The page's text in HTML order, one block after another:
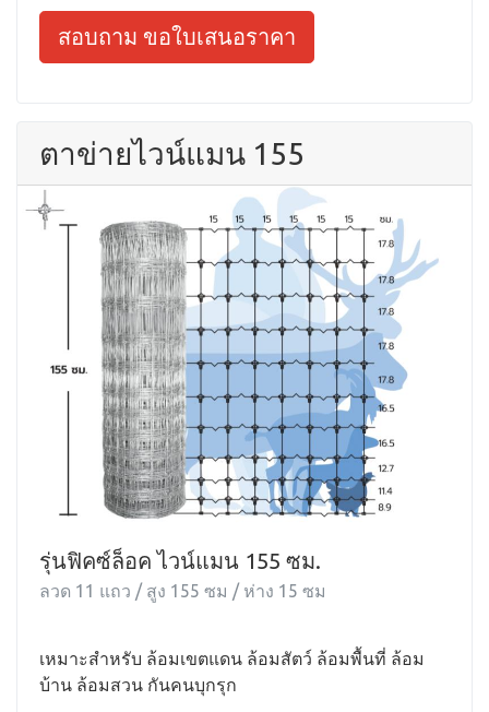
สอบถาม ขอใบเสนอราคา
ตาข่ายไวน์แมน 155
รุ่นฟิคซ์ล็อค ไวน์แมน 155 ซม.
ลวด 11 แถว / สูง 155 ซม / ห่าง 15 ซม
เหมาะสำหรับ ล้อมเขตแดน ล้อมสัตว์ ล้อมพื้นที่ ล้อม
บ้าน ล้อมสวน กันคนบุกรุก